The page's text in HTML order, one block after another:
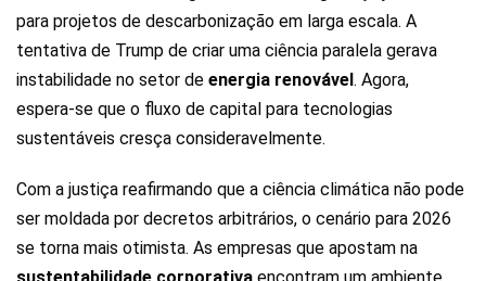
para projetos de descarbonização em larga escala. A
tentativa de Trump de criar uma ciência paralela gerava
instabilidade no setor de energia renovável . Agora,
espera-se que o fluxo de capital para tecnologias
sustentáveis cresça consideravelmente.
Com a justiça reafirmando que a ciência climática não pode
ser moldada por decretos arbitrários, o cenário para 2026
se torna mais otimista. As empresas que apostam na